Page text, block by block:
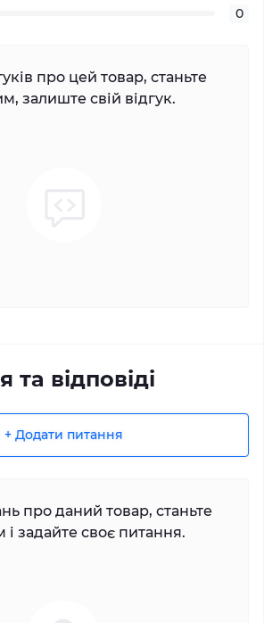
0
про цей товар, станьте
залиште свій відгук.
та відповіді
+ Додати питання
про даний товар, станьте
задайте своє питання.